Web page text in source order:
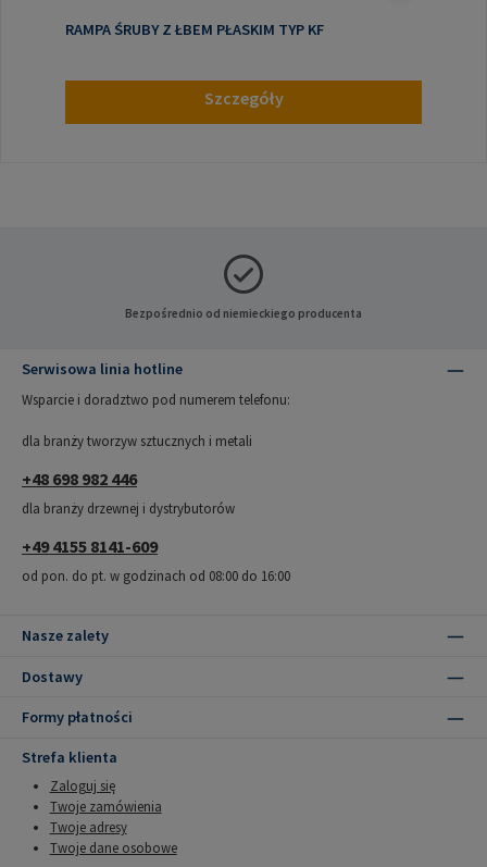
RAMPA ŚRUBY Z ŁBEM PŁASKIM TYP KF
Szczegóły
Bezpośrednio od niemieckiego producenta
Serwisowa linia hotline
Wsparcie i doradztwo pod numerem telefonu:
dla branży tworzyw sztucznych i metali
+48 698 982 446
dla branży drzewnej i dystrybutorów
+49 4155 8141-609
od pon. do pt. w godzinach od 08:00 do 16:00
Nasze zalety
Dostawy
Formy płatności
Strefa klienta
Zaloguj się
Twoje zamówienia
Twoje adresy
Twoje dane osobowe